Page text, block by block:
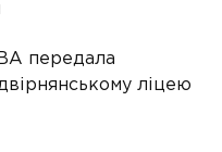
передала
ліцею